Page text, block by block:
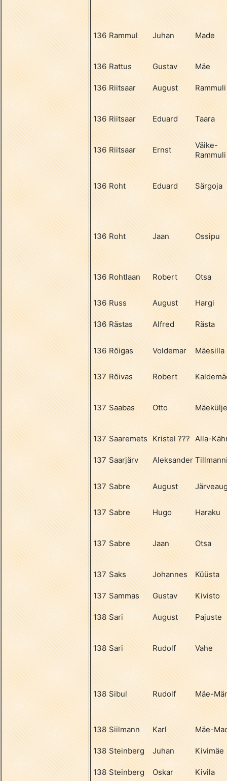
136 Rammul Juhan Made
136 Rattus Gustav Mäe
136 Riitsaar August Rammuli
136 Riitsaar Eduard Taara
136 Riitsaar Ernst
Väike-
Rammuli
136 Roht Eduard Särgoja
136 Roht Jaan Ossipu
136 Rohtlaan Robert Otsa
136 Russ August Hargi
136 Rästas Alfred Rästa
136 Rõigas Voldemar Mäesilla
137 Rõivas Robert
137 Saabas Otto Mäekülje
137 Saaremets Kristel ??? Alla-
137 Saarjärv Aleksander
137 Sabre August
137 Sabre Hugo Haraku
137 Sabre Jaan Otsa
137 Saks Johannes Küüsta
137 Sammas Gustav Kivisto
138 Sari August Pajuste
138 Sari Rudolf Vahe
138 Sibul Rudolf Mäe-
138 Siilmann Karl Mäe-
138 Steinberg Juhan Kivimäe
138 Steinberg Oskar Kivila